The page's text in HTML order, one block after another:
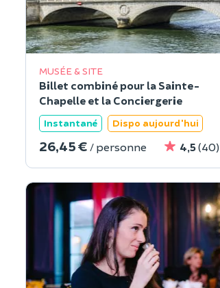
MUSÉE & SITE
Billet combiné pour la Sainte-
Chapelle et la Conciergerie
Instantané Dispo aujourd'hui
26,45 € / personne 4,5(40)